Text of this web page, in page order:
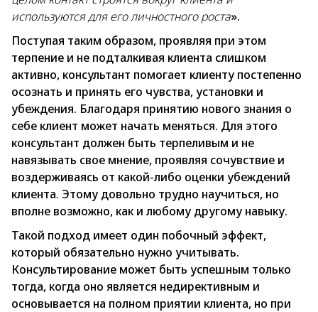
используются для его личностного роста».
Поступая таким образом, проявляя при этом
терпение и не подталкивая клиента слишком
активно, консультант помогает клиенту постепенно
осознать и принять его чувства, установки и
убеждения. Благодаря принятию нового знания о
себе клиент может начать меняться. Для этого
консультант должен быть терпеливым и не
навязывать свое мнение, проявляя сочувствие и
воздерживаясь от какой-либо оценки убеждений
клиента. Этому довольно трудно научиться, но
вполне возможно, как и любому другому навыку.
Такой подход имеет один побочный эффект,
который обязательно нужно учитывать.
Консультирование может быть успешным только
тогда, когда оно является недирективным и
основывается на полном приятии клиента, но при